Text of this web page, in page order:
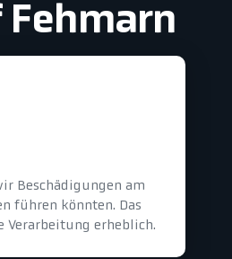
Beschädigungen am
führen könnten. Das
Verarbeitung erheblich.